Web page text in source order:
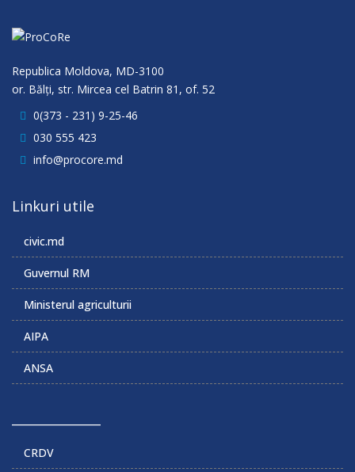
Republica Moldova, MD-3100
or. Bălţi, str. Mircea cel Batrin 81, of. 52
0(373 - 231) 9-25-46
030 555 423
info@procore.md
Linkuri utile
civic.md
Guvernul RM
Ministerul agriculturii
AIPA
ANSA
CRDV